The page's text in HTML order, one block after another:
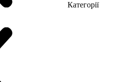
Категорії